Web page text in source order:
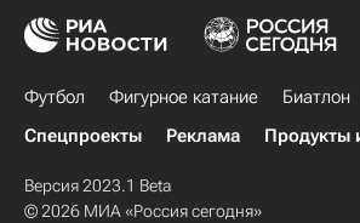
Футбол Фигурное катание Биатлон
Спецпроекты
Реклама Продукты
Версия 2023.1 Beta
© 2026 МИА «Россия сегодня»